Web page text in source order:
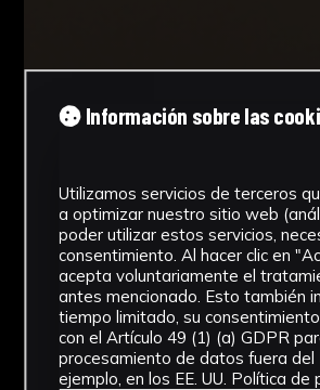
Información sobre las
Utilizamos servicios de terceros
a optimizar nuestro sitio web
poder utilizar estos servicios,
consentimiento. Al hacer clic en
acepta voluntariamente el
antes mencionado. Esto también
tiempo limitado, su
con el Artículo 49 (1) (a) GDPR
procesamiento de datos fuera del
ejemplo, en los EE. UU. Política de